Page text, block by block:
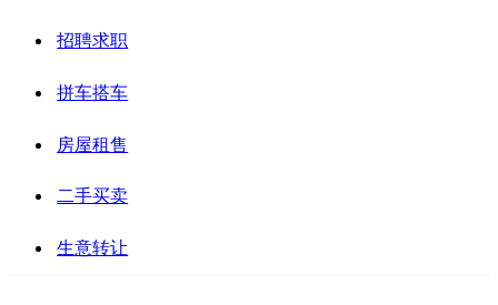
招聘求职
拼车搭车
房屋租售
二手买卖
生意转让